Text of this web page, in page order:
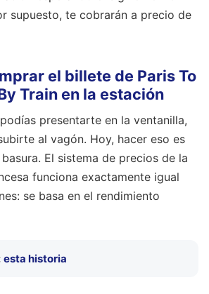
supuesto, te cobrarán a precio de
el billete de Paris To
Train en la estación
presentarte en la ventanilla,
al vagón. Hoy, hacer eso es
El sistema de precios de la
funciona exactamente igual
se basa en el rendimiento
esta historia